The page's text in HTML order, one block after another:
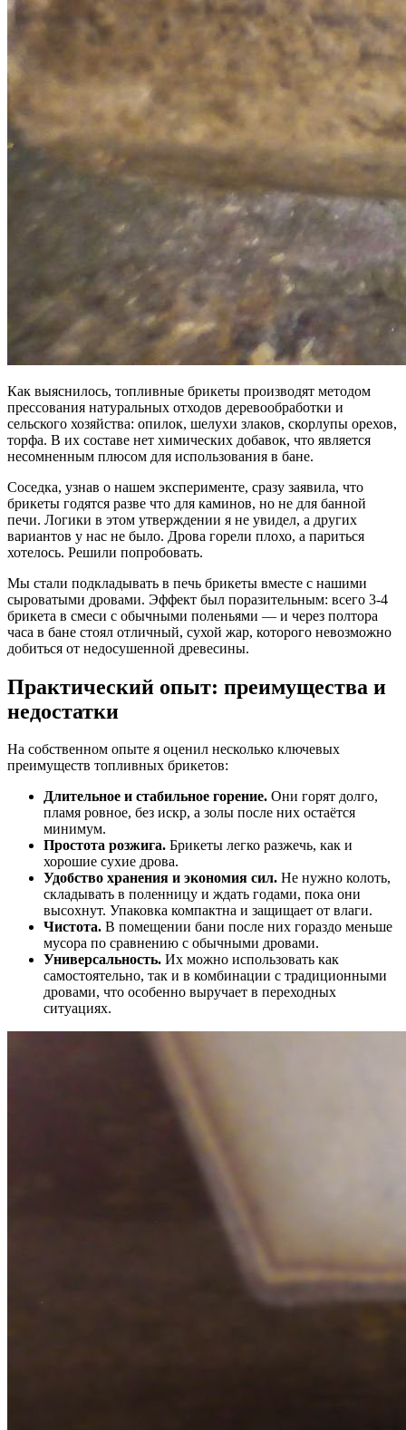
Как выяснилось, топливные брикеты производят методом
прессования натуральных отходов деревообработки и
сельского хозяйства: опилок, шелухи злаков, скорлупы орехов,
торфа. В их составе нет химических добавок, что является
несомненным плюсом для использования в бане.
Соседка, узнав о нашем эксперименте, сразу заявила, что
брикеты годятся разве что для каминов, но не для банной
печи. Логики в этом утверждении я не увидел, а других
вариантов у нас не было. Дрова горели плохо, а париться
хотелось. Решили попробовать.
Мы стали подкладывать в печь брикеты вместе с нашими
сыроватыми дровами. Эффект был поразительным: всего 3-4
брикета в смеси с обычными поленьями — и через полтора
часа в бане стоял отличный, сухой жар, которого невозможно
добиться от недосушенной древесины.
Практический опыт: преимущества и
недостатки
На собственном опыте я оценил несколько ключевых
преимуществ топливных брикетов:
Длительное и стабильное горение. Они горят долго,
пламя ровное, без искр, а золы после них остаётся
минимум.
Простота розжига. Брикеты легко разжечь, как и
хорошие сухие дрова.
Удобство хранения и экономия сил. Не нужно колоть,
складывать в поленницу и ждать годами, пока они
высохнут. Упаковка компактна и защищает от влаги.
Чистота. В помещении бани после них гораздо меньше
мусора по сравнению с обычными дровами.
Универсальность. Их можно использовать как
самостоятельно, так и в комбинации с традиционными
дровами, что особенно выручает в переходных
ситуациях.